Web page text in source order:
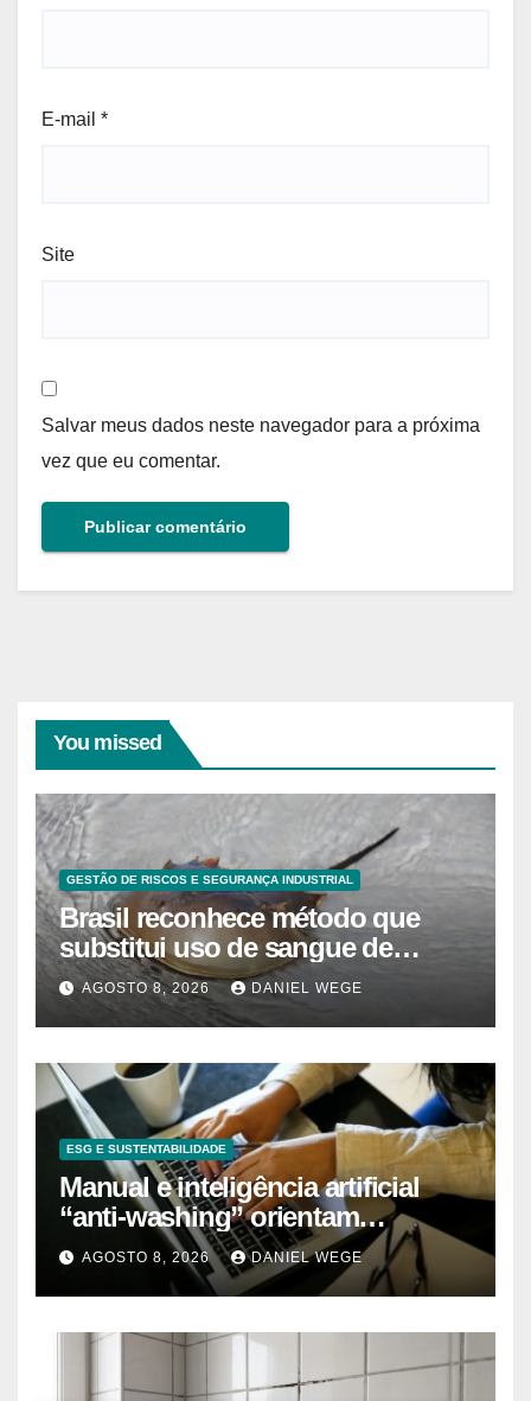
E-mail *
Site
Salvar meus dados neste navegador para a próxima
vez que eu comentar.
You missed
GESTÃO DE RISCOS E SEGURANÇA INDUSTRIAL
Brasil reconhece método que
substitui uso de sangue de
caranguejo-ferradura em testes
farmacêuticos
AGOSTO 8, 2026 DANIEL WEGE
ESG E SUSTENTABILIDADE
Manual e inteligência artificial
“anti-washing” orientam
empresas
AGOSTO 8, 2026 DANIEL WEGE